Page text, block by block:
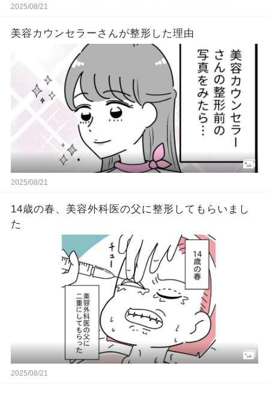
2025/08/21
美容カウンセラーさんが整形した理由
2025/08/21
14歳の春、美容外科医の父に整形してもらいまし
た
2025/08/21